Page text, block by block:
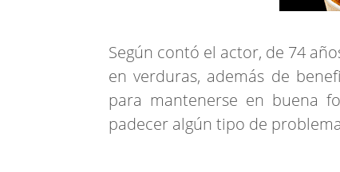
Según contó el actor, de 74
en verduras, además de
para mantenerse en buena
padecer algún tipo de